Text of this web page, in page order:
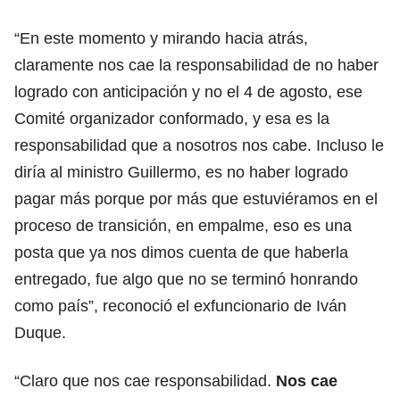
“En este momento y mirando hacia atrás,
claramente nos cae la responsabilidad de no haber
logrado con anticipación y no el 4 de agosto, ese
Comité organizador conformado, y esa es la
responsabilidad que a nosotros nos cabe. Incluso le
diría al ministro Guillermo, es no haber logrado
pagar más porque por más que estuviéramos en el
proceso de transición, en empalme, eso es una
posta que ya nos dimos cuenta de que haberla
entregado, fue algo que no se terminó honrando
como país”, reconoció el exfuncionario de Iván
Duque.
“Claro que nos cae responsabilidad. Nos cae